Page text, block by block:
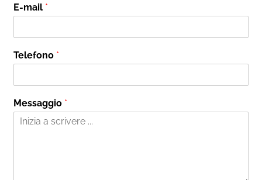
o
m
m
E-mail *
Telefono *
Messaggio *